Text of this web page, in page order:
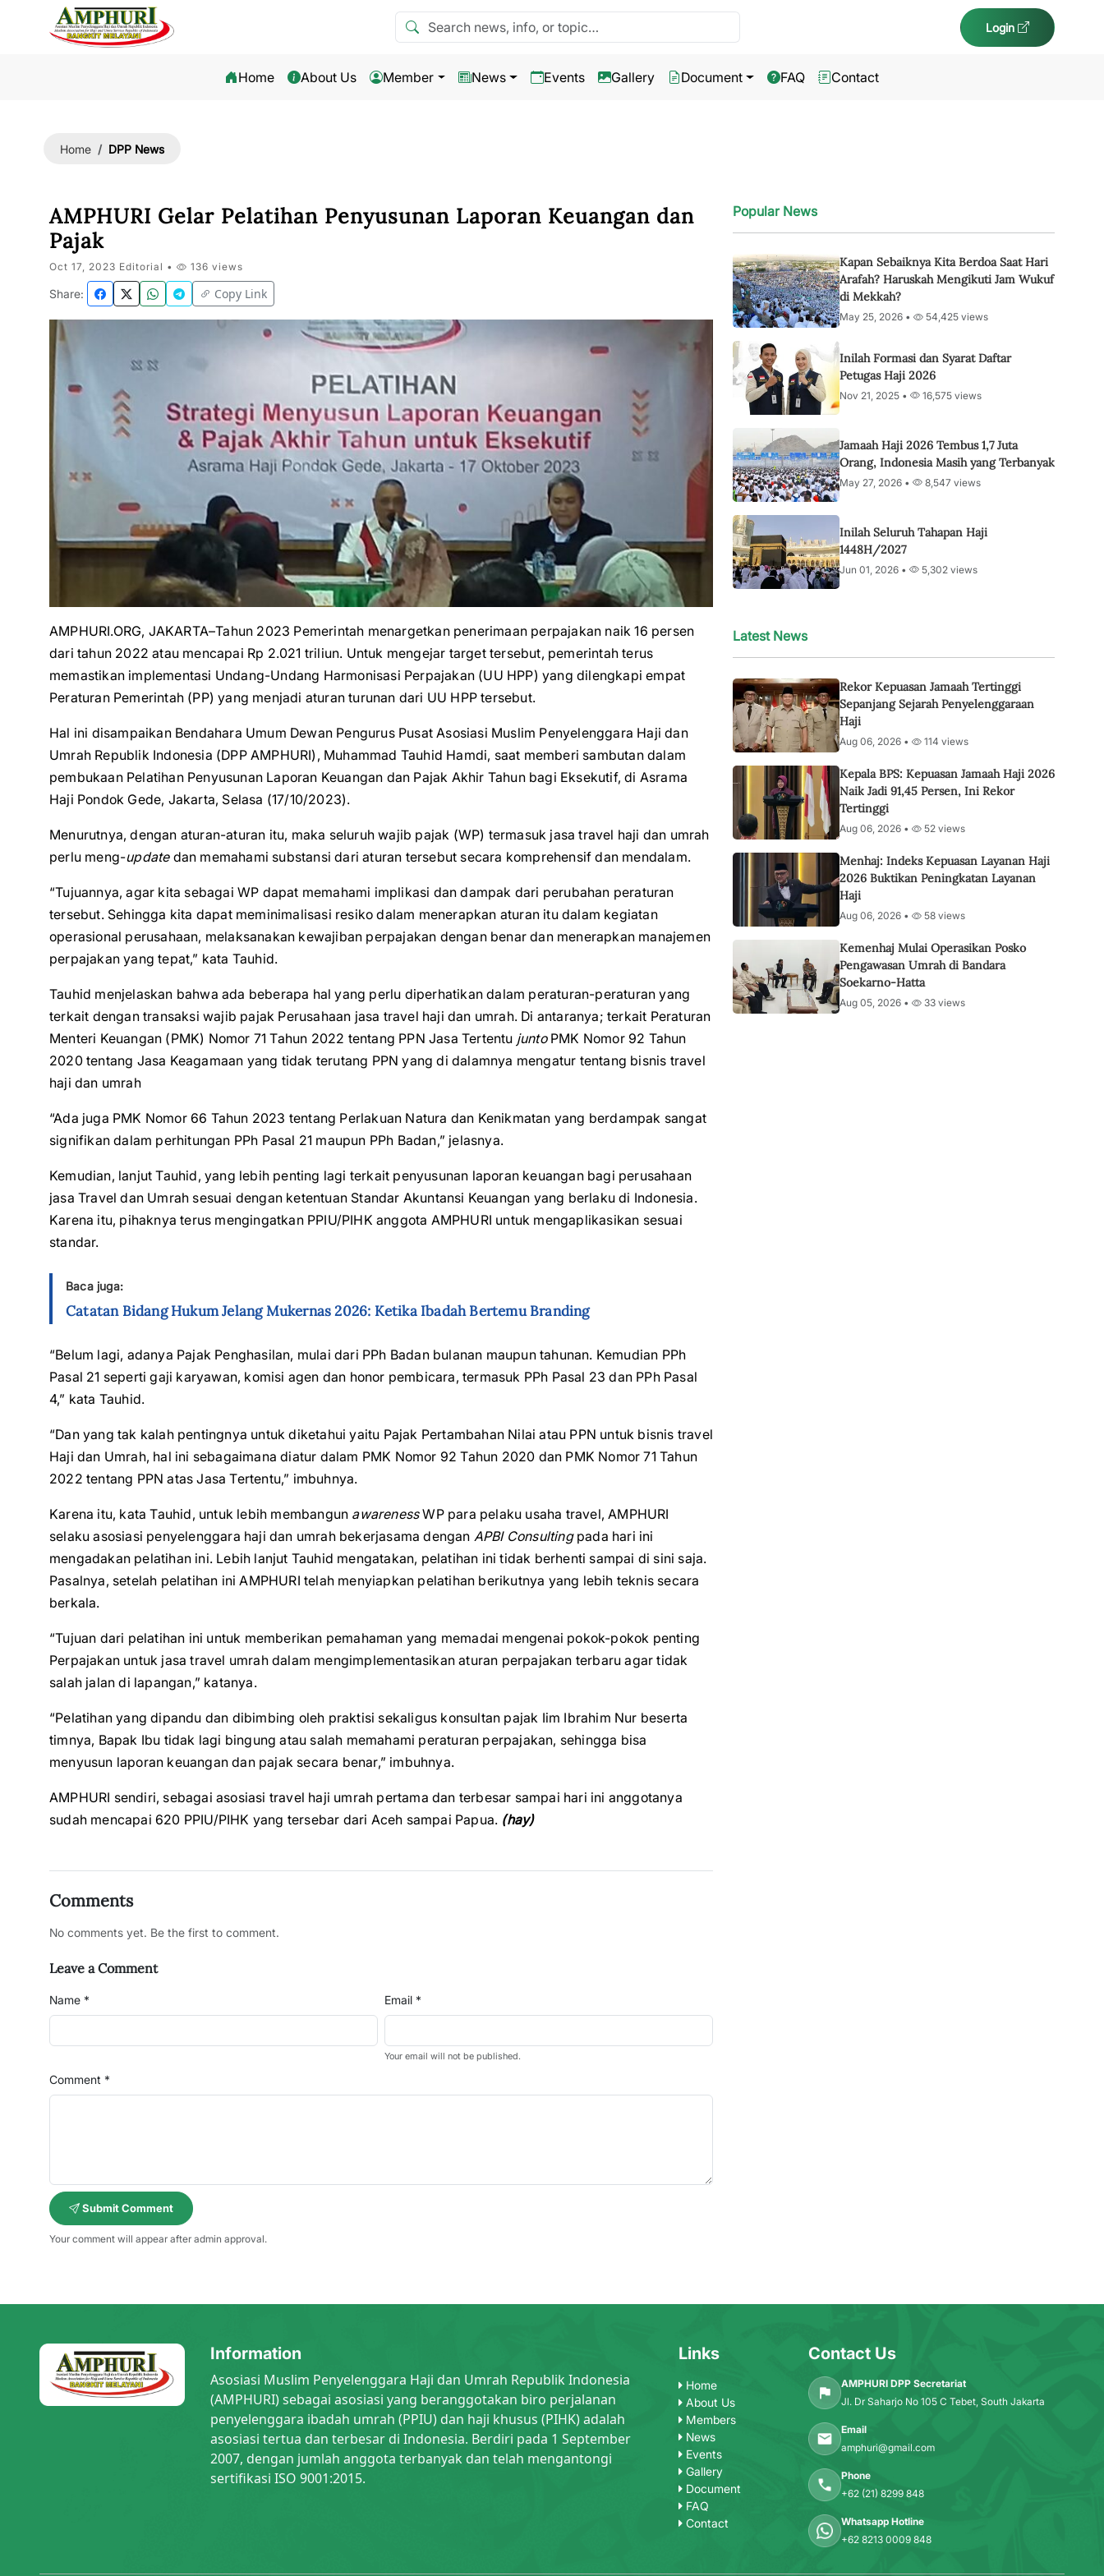
Search news Login
Home About Us Member News Events Gallery Document FAQ Contact
Home DPP News
AMPHURI Gelar Pelatihan Penyusunan Laporan Keuangan dan
Pajak
Oct 17, 2023 Editorial • 136 views
Share: Copy Link
AMPHURI.ORG, JAKARTA–Tahun 2023 Pemerintah menargetkan penerimaan perpajakan naik 16 persen
dari tahun 2022 atau mencapai Rp 2.021 triliun. Untuk mengejar target tersebut, pemerintah terus
memastikan implementasi Undang-Undang Harmonisasi Perpajakan (UU HPP) yang dilengkapi empat
Peraturan Pemerintah (PP) yang menjadi aturan turunan dari UU HPP tersebut.
Hal ini disampaikan Bendahara Umum Dewan Pengurus Pusat Asosiasi Muslim Penyelenggara Haji dan
Umrah Republik Indonesia (DPP AMPHURI), Muhammad Tauhid Hamdi, saat memberi sambutan dalam
pembukaan Pelatihan Penyusunan Laporan Keuangan dan Pajak Akhir Tahun bagi Eksekutif, di Asrama
Haji Pondok Gede, Jakarta, Selasa (17/10/2023).
Menurutnya, dengan aturan-aturan itu, maka seluruh wajib pajak (WP) termasuk jasa travel haji dan umrah
perlu meng-updatedan memahami substansi dari aturan tersebut secara komprehensif dan mendalam.
“Tujuannya, agar kita sebagai WP dapat memahami implikasi dan dampak dari perubahan peraturan
tersebut. Sehingga kita dapat meminimalisasi resiko dalam menerapkan aturan itu dalam kegiatan
operasional perusahaan, melaksanakan kewajiban perpajakan dengan benar dan menerapkan manajemen
perpajakan yang tepat,” kata Tauhid.
Tauhid menjelaskan bahwa ada beberapa hal yang perlu diperhatikan dalam peraturan-peraturan yang
terkait dengan transaksi wajib pajak Perusahaan jasa travel haji dan umrah. Di antaranya; terkait Peraturan
Menteri Keuangan (PMK) Nomor 71 Tahun 2022 tentang PPN Jasa Tertentu juntoPMK Nomor 92 Tahun
2020 tentang Jasa Keagamaan yang tidak terutang PPN yang di dalamnya mengatur tentang bisnis travel
haji dan umrah
“Ada juga PMK Nomor 66 Tahun 2023 tentang Perlakuan Natura dan Kenikmatan yang berdampak sangat
signifikan dalam perhitungan PPh Pasal 21 maupun PPh Badan,” jelasnya.
Kemudian, lanjut Tauhid, yang lebih penting lagi terkait penyusunan laporan keuangan bagi perusahaan
jasa Travel dan Umrah sesuai dengan ketentuan Standar Akuntansi Keuangan yang berlaku di Indonesia.
Karena itu, pihaknya terus mengingatkan PPIU/PIHK anggota AMPHURI untuk mengaplikasikan sesuai
standar.
Baca juga:
Catatan Bidang Hukum Jelang Mukernas 2026: Ketika Ibadah Bertemu Branding
“Belum lagi, adanya Pajak Penghasilan, mulai dari PPh Badan bulanan maupun tahunan. Kemudian PPh
Pasal 21 seperti gaji karyawan, komisi agen dan honor pembicara, termasuk PPh Pasal 23 dan PPh Pasal
4,” kata Tauhid.
“Dan yang tak kalah pentingnya untuk diketahui yaitu Pajak Pertambahan Nilai atau PPN untuk bisnis travel
Haji dan Umrah, hal ini sebagaimana diatur dalam PMK Nomor 92 Tahun 2020 dan PMK Nomor 71 Tahun
2022 tentang PPN atas Jasa Tertentu,” imbuhnya.
Karena itu, kata Tauhid, untuk lebih membangun awarenessWP para pelaku usaha travel, AMPHURI
selaku asosiasi penyelenggara haji dan umrah bekerjasama dengan APBI Consultingpada hari ini
mengadakan pelatihan ini. Lebih lanjut Tauhid mengatakan, pelatihan ini tidak berhenti sampai di sini saja.
Pasalnya, setelah pelatihan ini AMPHURI telah menyiapkan pelatihan berikutnya yang lebih teknis secara
berkala.
“Tujuan dari pelatihan ini untuk memberikan pemahaman yang memadai mengenai pokok-pokok penting
Perpajakan untuk jasa travel umrah dalam mengimplementasikan aturan perpajakan terbaru agar tidak
salah jalan di lapangan,” katanya.
“Pelatihan yang dipandu dan dibimbing oleh praktisi sekaligus konsultan pajak Iim Ibrahim Nur beserta
timnya, Bapak Ibu tidak lagi bingung atau salah memahami peraturan perpajakan, sehingga bisa
menyusun laporan keuangan dan pajak secara benar,” imbuhnya.
AMPHURI sendiri, sebagai asosiasi travel haji umrah pertama dan terbesar sampai hari ini anggotanya
sudah mencapai 620 PPIU/PIHK yang tersebar dari Aceh sampai Papua. (hay)
Comments
No comments yet. Be the first to comment.
Leave a Comment
Name * Email *
Your email will not be published.
Comment *
Submit Comment
Your comment will appear after admin approval.
Popular News
Kapan Sebaiknya Kita Berdoa Saat Hari
Arafah? Haruskah Mengikuti Jam Wukuf
di Mekkah?
May 25, 2026 • 54,425 views
Inilah Formasi dan Syarat Daftar
Petugas Haji 2026
Nov 21, 2025 • 16,575 views
Jamaah Haji 2026 Tembus 1,7 Juta
Orang, Indonesia Masih yang Terbanyak
May 27, 2026 • 8,547 views
Inilah Seluruh Tahapan Haji
1448H/2027
Jun 01, 2026 • 5,302 views
Latest News
Rekor Kepuasan Jamaah Tertinggi
Sepanjang Sejarah Penyelenggaraan
Haji
Aug 06, 2026 • 114 views
Kepala BPS: Kepuasan Jamaah Haji 2026
Naik Jadi 91,45 Persen, Ini Rekor
Tertinggi
Aug 06, 2026 • 52 views
Menhaj: Indeks Kepuasan Layanan Haji
2026 Buktikan Peningkatan Layanan
Haji
Aug 06, 2026 • 58 views
Kemenhaj Mulai Operasikan Posko
Pengawasan Umrah di Bandara
Soekarno-Hatta
Aug 05, 2026 • 33 views
Information
Asosiasi Muslim Penyelenggara Haji dan Umrah Republik Indonesia
(AMPHURI) sebagai asosiasi yang beranggotakan biro perjalanan
penyelenggara ibadah umrah (PPIU) dan haji khusus (PIHK) adalah
asosiasi tertua dan terbesar di Indonesia. Berdiri pada 1 September
2007, dengan jumlah anggota terbanyak dan telah mengantongi
sertifikasi ISO 9001:2015.
Links
Home
About Us
Members
News
Events
Gallery
Document
FAQ
Contact
Contact Us
AMPHURI DPP Secretariat
Jl. Dr Saharjo No 105 C Tebet, South Jakarta
Email
amphuri@gmail.com
Phone
+62 (21) 8299 848
Whatsapp Hotline
+62 8213 0009 848